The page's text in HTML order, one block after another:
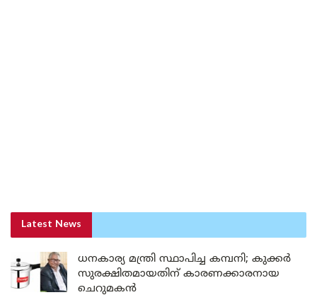
Latest News
ധനകാര്യ മന്ത്രി സ്ഥാപിച്ച കമ്പനി; കുക്കർ
സുരക്ഷിതമായതിന് കാരണക്കാരനായ
ചെറുമകൻ